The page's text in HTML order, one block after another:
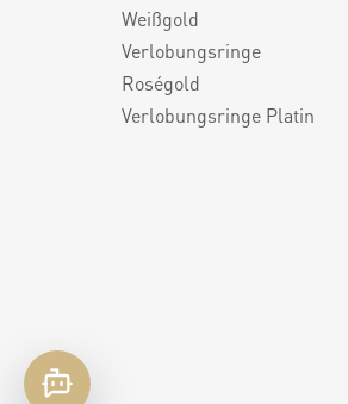
Weißgold
Verlobungsringe
Roségold
Verlobungsringe Platin